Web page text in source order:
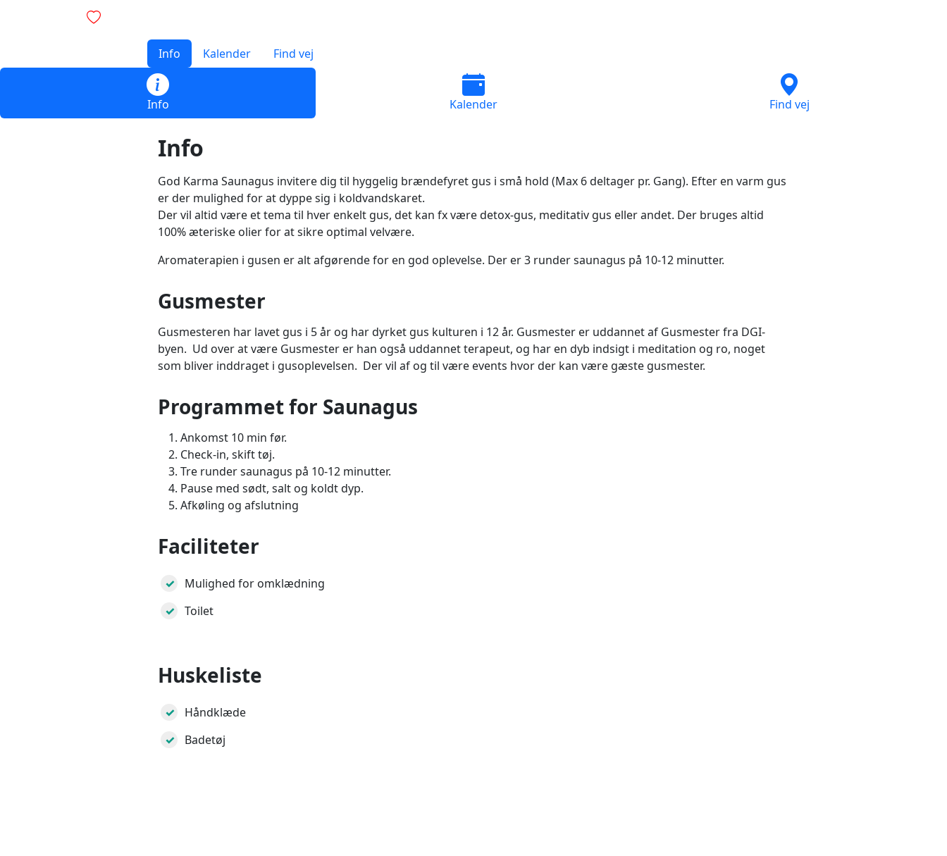
Info Kalender Find vej
Info Kalender Find vej
Info
God Karma Saunagus invitere dig til hyggelig brændefyret gus i små hold (Max 6 deltager pr. Gang). Efter en varm gus
er der mulighed for at dyppe sig i koldvandskaret.
Der vil altid være et tema til hver enkelt gus, det kan fx være detox-gus, meditativ gus eller andet. Der bruges altid
100% æteriske olier for at sikre optimal velvære.
Aromaterapien i gusen er alt afgørende for en god oplevelse. Der er 3 runder saunagus på 10-12 minutter.
Gusmester
Gusmesteren har lavet gus i 5 år og har dyrket gus kulturen i 12 år. Gusmester er uddannet af Gusmester fra DGI-
byen. Ud over at være Gusmester er han også uddannet terapeut, og har en dyb indsigt i meditation og ro, noget
som bliver inddraget i gusoplevelsen. Der vil af og til være events hvor der kan være gæste gusmester.
Programmet for Saunagus
Ankomst 10 min før.
Check-in, skift tøj.
Tre runder saunagus på 10-12 minutter.
Pause med sødt, salt og koldt dyp.
Afkøling og afslutning
Faciliteter
Mulighed for omklædning
Toilet
Huskeliste
Håndklæde
Badetøj